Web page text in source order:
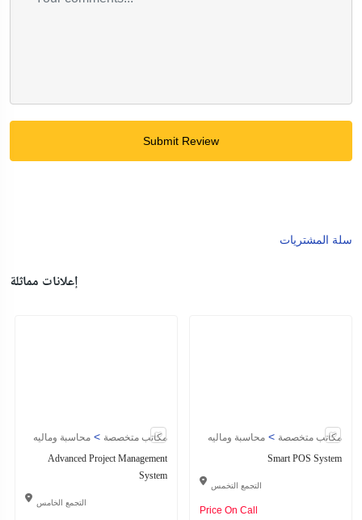
Submit Review
سلة المشتريات
إعلانات مماثلة
مكاتب متخصصة > محاسبة وماليه
Advanced Project Management
System
التجمع الخامس
مكاتب متخصصة > محاسبة وماليه
Smart POS System
التجمع التخمس
Price On Call